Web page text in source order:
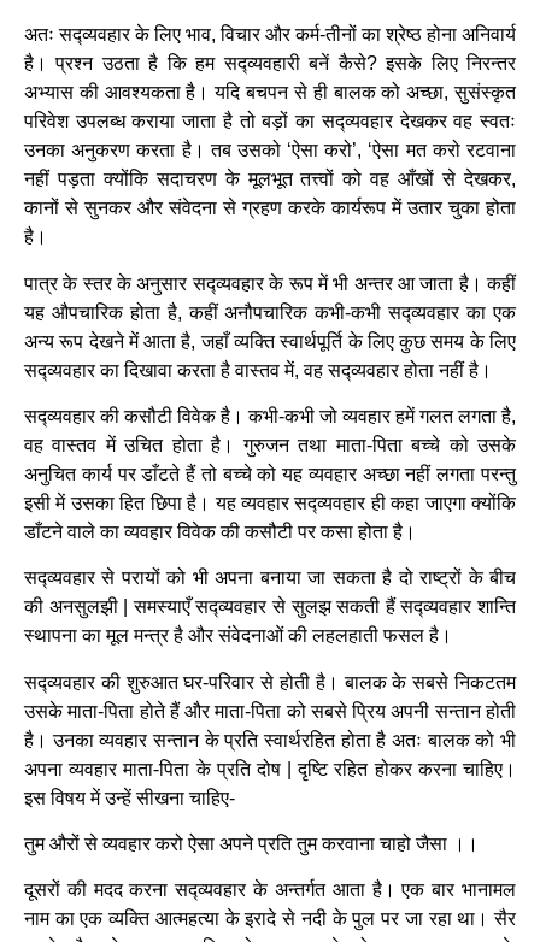
अतः सद्व्यवहार के लिए भाव, विचार और कर्म-तीनों का श्रेष्ठ होना अनिवार्य
है। प्रश्न उठता है कि हम सद्व्यवहारी बनें कैसे? इसके लिए निरन्तर
अभ्यास की आवश्यकता है। यदि बचपन से ही बालक को अच्छा, सुसंस्कृत
परिवेश उपलब्ध कराया जाता है तो बड़ों का सद्व्यवहार देखकर वह स्वतः
उनका अनुकरण करता है। तब उसको ‘ऐसा करो’, ‘ऐसा मत करो रटवाना
नहीं पड़ता क्योंकि सदाचरण के मूलभूत तत्त्वों को वह आँखों से देखकर,
कानों से सुनकर और संवेदना से ग्रहण करके कार्यरूप में उतार चुका होता
है।
पात्र के स्तर के अनुसार सद्व्यवहार के रूप में भी अन्तर आ जाता है। कहीं
यह औपचारिक होता है, कहीं अनौपचारिक कभी-कभी सद्व्यवहार का एक
अन्य रूप देखने में आता है, जहाँ व्यक्ति स्वार्थपूर्ति के लिए कुछ समय के लिए
सद्व्यवहार का दिखावा करता है वास्तव में, वह सद्व्यवहार होता नहीं है।
सद्व्यवहार की कसौटी विवेक है। कभी-कभी जो व्यवहार हमें गलत लगता है,
वह वास्तव में उचित होता है। गुरुजन तथा माता-पिता बच्चे को उसके
अनुचित कार्य पर डाँटते हैं तो बच्चे को यह व्यवहार अच्छा नहीं लगता परन्तु
इसी में उसका हित छिपा है। यह व्यवहार सद्व्यवहार ही कहा जाएगा क्योंकि
डाँटने वाले का व्यवहार विवेक की कसौटी पर कसा होता है।
सद्व्यवहार से परायों को भी अपना बनाया जा सकता है दो राष्ट्रों के बीच
की अनसुलझी | समस्याएँ सद्व्यवहार से सुलझ सकती हैं सद्व्यवहार शान्ति
स्थापना का मूल मन्त्र है और संवेदनाओं की लहलहाती फसल है।
सद्व्यवहार की शुरुआत घर-परिवार से होती है। बालक के सबसे निकटतम
उसके माता-पिता होते हैं और माता-पिता को सबसे प्रिय अपनी सन्तान होती
है। उनका व्यवहार सन्तान के प्रति स्वार्थरहित होता है अतः बालक को भी
अपना व्यवहार माता-पिता के प्रति दोष | दृष्टि रहित होकर करना चाहिए।
इस विषय में उन्हें सीखना चाहिए-
तुम औरों से व्यवहार करो ऐसा अपने प्रति तुम करवाना चाहो जैसा ।।
दूसरों की मदद करना सद्व्यवहार के अन्तर्गत आता है। एक बार भानामल
नाम का एक व्यक्ति आत्महत्या के इरादे से नदी के पुल पर जा रहा था। सैर